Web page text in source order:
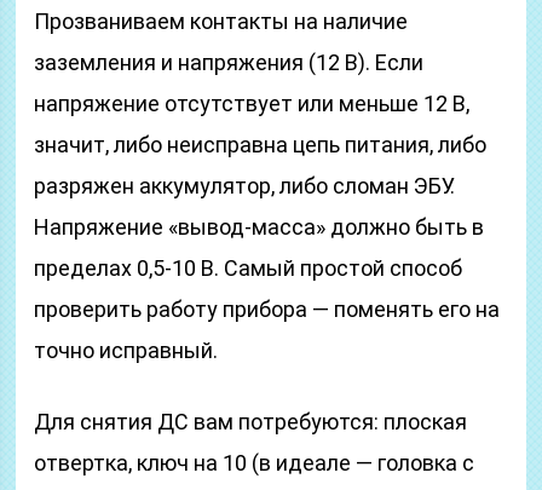
Прозваниваем контакты на наличие
заземления и напряжения (12 В). Если
напряжение отсутствует или меньше 12 В,
значит, либо неисправна цепь питания, либо
разряжен аккумулятор, либо сломан ЭБУ.
Напряжение «вывод-масса» должно быть в
пределах 0,5-10 В. Самый простой способ
проверить работу прибора — поменять его на
точно исправный.
Для снятия ДС вам потребуются: плоская
отвертка, ключ на 10 (в идеале — головка с